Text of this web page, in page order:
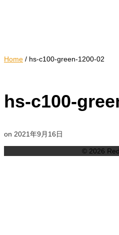
Home / hs-c100-green-1200-02
hs-c100-
on 2021年9月16日
© 2026